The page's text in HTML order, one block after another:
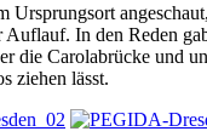
Ursprungsort
In den Reden
die Carolabrücke und
ziehen lässt.